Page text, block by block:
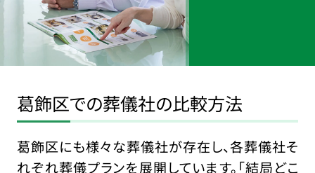
葛飾区での葬儀社の比較方法
葛飾区にも様々な葬儀社が存在し、各葬儀社そ
れぞれ葬儀プランを展開しています。「結局どこ